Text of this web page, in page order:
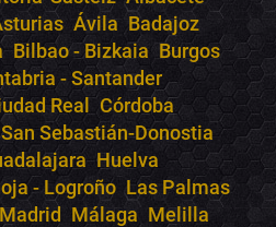
Ávila Badajoz
Bilbao - Bizkaia Burgos
- Santander
Real
Córdoba
Sebastián-Donostia
Huelva
- Logroño Las Palmas
Madrid Málaga Melilla
a encontrar conciertos